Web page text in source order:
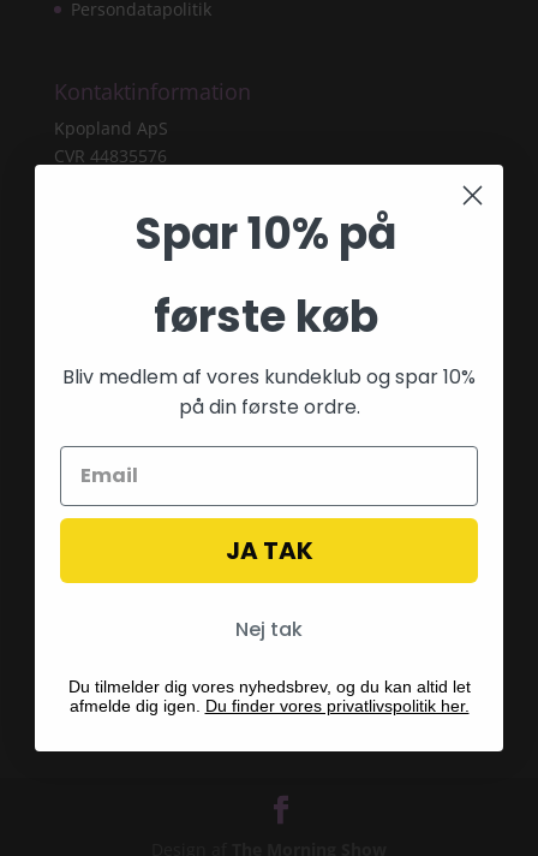
Persondatapolitik
Kontaktinformation
Kpopland ApS
CVR 44835576
Tlf: 28 40 59 53
info@fairygardenstuff.dk
Betalingsmetoder
Spar 10% på
første køb
Bliv medlem af vores kundeklub og spar 10%
på din første ordre.
JA TAK
Nej tak
Du tilmelder dig vores nyhedsbrev, og du kan altid let
afmelde dig igen. Du finder vores privatlivspolitik her.